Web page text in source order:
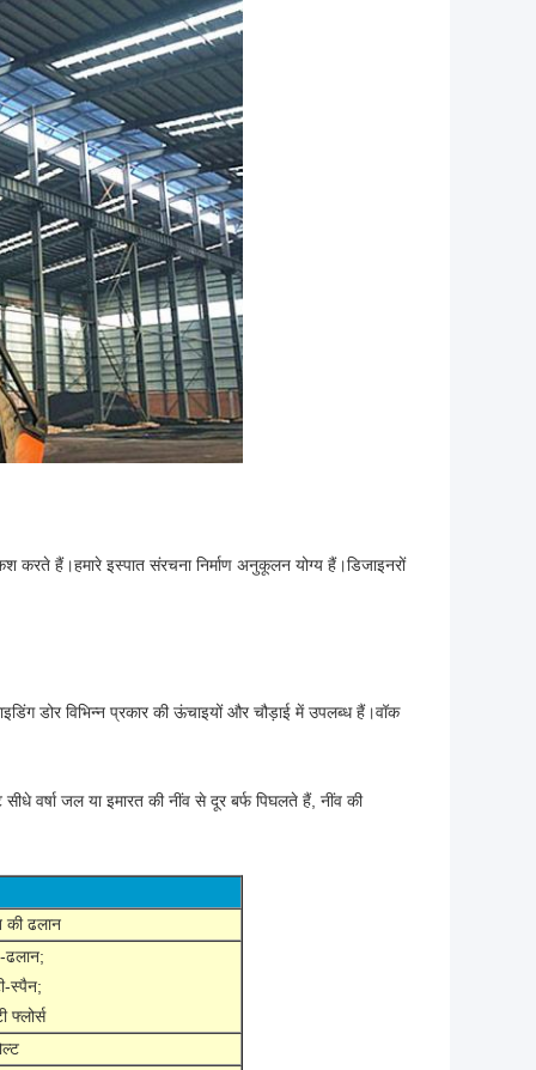
करते हैं।हमारे इस्पात संरचना निर्माण अनुकूलन योग्य हैं।डिजाइनरों
डोर विभिन्न प्रकार की ऊंचाइयों और चौड़ाई में उपलब्ध हैं।वॉक
वर्षा जल या इमारत की नींव से दूर बर्फ पिघलते हैं, नींव की
की ढलान
स्पैन;
फ्लोर्स